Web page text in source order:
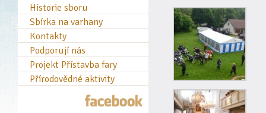
Historie sboru
Sbírka na varhany
Kontakty
Podporují nás
Projekt Přístavba fary
Přírodovědné aktivity